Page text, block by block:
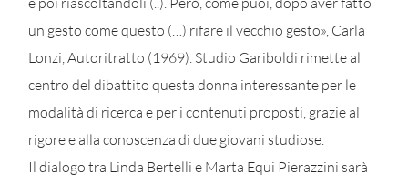
un gesto come questo (…) rifare il vecchio gesto», Carla
Lonzi, Autoritratto (1969). Studio Gariboldi rimette al
centro del dibattito questa donna interessante per le
modalità di ricerca e per i contenuti proposti, grazie al
rigore e alla conoscenza di due giovani studiose.
Il dialogo tra Linda Bertelli e Marta Equi Pierazzini sarà